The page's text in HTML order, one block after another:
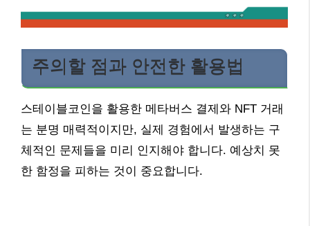
주의할 점과 안전한 활용법
스테이블코인을 활용한 메타버스 결제와 NFT 거래
는 분명 매력적이지만, 실제 경험에서 발생하는 구
체적인 문제들을 미리 인지해야 합니다. 예상치 못
한 함정을 피하는 것이 중요합니다.